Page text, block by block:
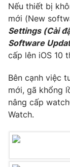
® Cấm sao chép
thuận bằng văn
thông tin từ
Nếu thiết bị
mới (New
Settings (Cài
Software
cấp lên iOS 10
Bên cạnh việc
mới, gã khổng
nâng cấp
Watch.